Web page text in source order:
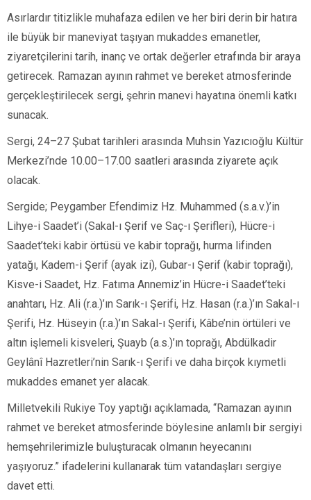
Asırlardır titizlikle muhafaza edilen ve her biri derin bir hatıra
ile büyük bir maneviyat taşıyan mukaddes emanetler,
ziyaretçilerini tarih, inanç ve ortak değerler etrafında bir araya
getirecek. Ramazan ayının rahmet ve bereket atmosferinde
gerçekleştirilecek sergi, şehrin manevi hayatına önemli katkı
sunacak.
Sergi, 24–27 Şubat tarihleri arasında Muhsin Yazıcıoğlu Kültür
Merkezi’nde 10.00–17.00 saatleri arasında ziyarete açık
olacak.
Sergide; Peygamber Efendimiz Hz. Muhammed (s.a.v.)’in
Lihye-i Saadet’i (Sakal-ı Şerif ve Saç-ı Şerifleri), Hücre-i
Saadet’teki kabir örtüsü ve kabir toprağı, hurma lifinden
yatağı, Kadem-i Şerif (ayak izi), Gubar-ı Şerif (kabir toprağı),
Kisve-i Saadet, Hz. Fatıma Annemiz’in Hücre-i Saadet’teki
anahtarı, Hz. Ali (r.a.)’ın Sarık-ı Şerifi, Hz. Hasan (r.a.)’ın Sakal-ı
Şerifi, Hz. Hüseyin (r.a.)’ın Sakal-ı Şerifi, Kâbe’nin örtüleri ve
altın işlemeli kisveleri, Şuayb (a.s.)’ın toprağı, Abdülkadir
Geylânî Hazretleri’nin Sarık-ı Şerifi ve daha birçok kıymetli
mukaddes emanet yer alacak.
Milletvekili Rukiye Toy yaptığı açıklamada, “Ramazan ayının
rahmet ve bereket atmosferinde böylesine anlamlı bir sergiyi
hemşehrilerimizle buluşturacak olmanın heyecanını
yaşıyoruz.” ifadelerini kullanarak tüm vatandaşları sergiye
davet etti.